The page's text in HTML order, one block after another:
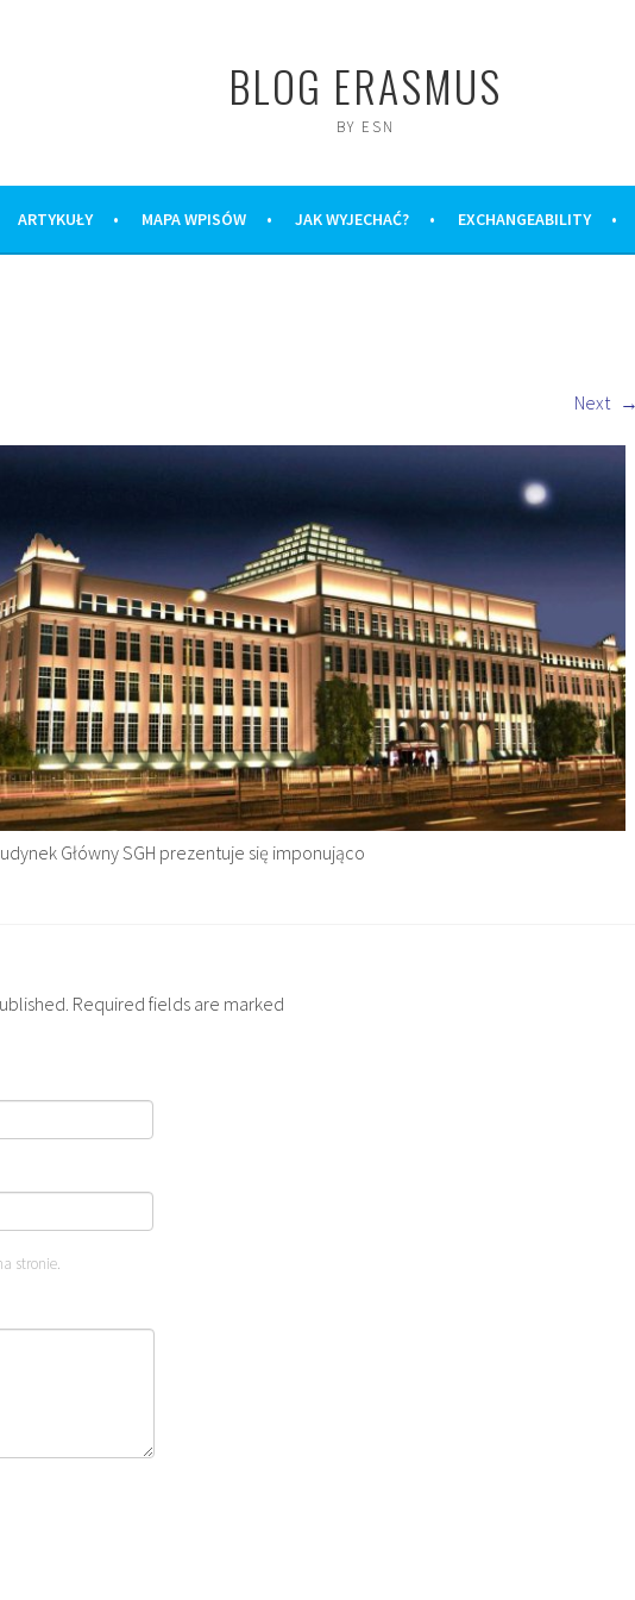
BLOG ERASMUS
BY ESN
ARTYKUŁY MAPA WPISÓW JAK WYJECHAĆ? EXCHANGEABILITY
Next
Główny SGH prezentuje się imponująco
Required fields are marked
stronie.